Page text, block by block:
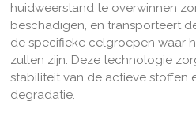
huidweerstand te overwinnen
beschadigen, en transporteert
de specifieke celgroepen waar
zullen zijn. Deze technologie
stabiliteit van de actieve stoffen
degradatie.